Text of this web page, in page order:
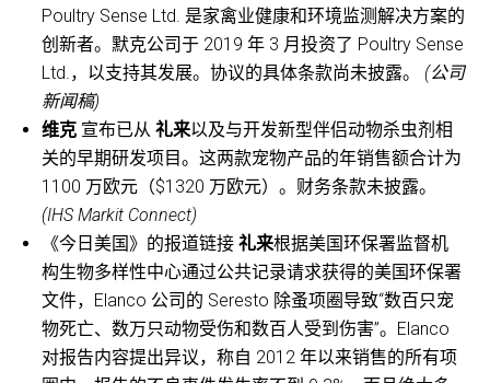
Poultry Sense Ltd. 是家禽业健康和环境监测解决方案的
创新者。默克公司于 2019 年 3 月投资了 Poultry Sense
Ltd.，以支持其发展。协议的具体条款尚未披露。 (公司
新闻稿)
维克 宣布已从 礼来以及与开发新型伴侣动物杀虫剂相
关的早期研发项目。这两款宠物产品的年销售额合计为
1100 万欧元（$1320 万欧元）。财务条款未披露。
(IHS Markit Connect)
《今日美国》的报道链接礼来根据美国环保署监督机
构生物多样性中心通过公共记录请求获得的美国环保署
文件，Elanco 公司的 Seresto 除蚤项圈导致“数百只宠
物死亡、数万只动物受伤和数百人受到伤害”。Elanco
对报告内容提出异议，称自 2012 年以来销售的所有项